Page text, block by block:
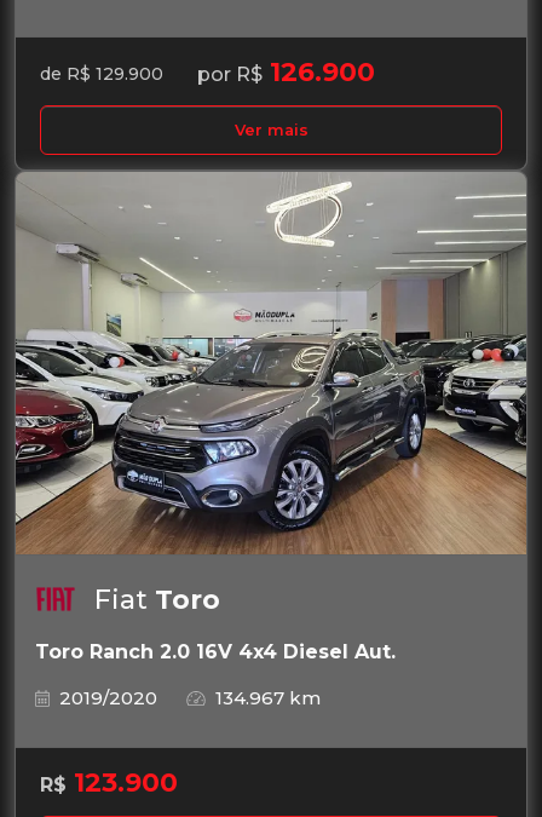
de R$ 129.900 por R$ 126.900
Ver mais
Fiat Toro
Toro Ranch 2.0 16V 4x4 Diesel Aut.
2019/2020
134.967 km
R$ 123.900